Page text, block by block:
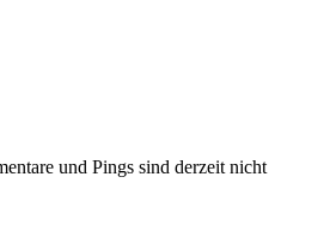
und Pings sind derzeit nicht